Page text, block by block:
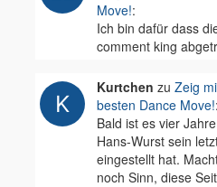
Move!:
Ich bin dafür dass
comment king
Kurtchen zu Zeig
besten Dance Move!:
Bald ist es vier
Hans-Wurst sein
eingestellt hat.
noch Sinn, diese